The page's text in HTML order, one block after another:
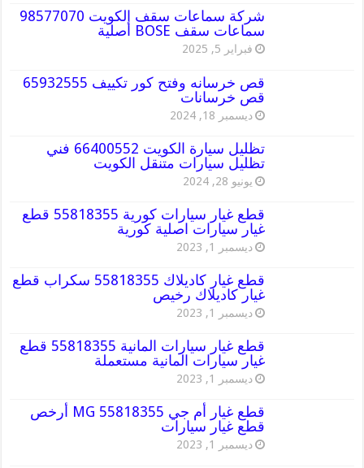
شركة سماعات سقف الكويت 98577070
سماعات سقف BOSE أصلية
فبراير 5, 2025
قص خرسانه وفتح كور تكييف 65932555
قص خرسانات
ديسمبر 18, 2024
تظليل سيارة الكويت 66400552 فني
تظليل سيارات متنقل الكويت
يونيو 28, 2024
قطع غيار سيارات كورية 55818355 قطع
غيار سيارات اصلية كورية
ديسمبر 1, 2023
قطع غيار كاديلاك 55818355 سكراب قطع
غيار كاديلاك رخيص
ديسمبر 1, 2023
قطع غيار سيارات المانية 55818355 قطع
غيار سيارات المانية مستعملة
ديسمبر 1, 2023
قطع غيار أم جي MG 55818355 أرخص
قطع غيار سيارات
ديسمبر 1, 2023